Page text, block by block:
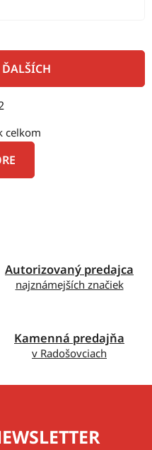
celkom
Autorizovaný predajca
najznámejších značiek
Kamenná predajňa
v Radošovciach